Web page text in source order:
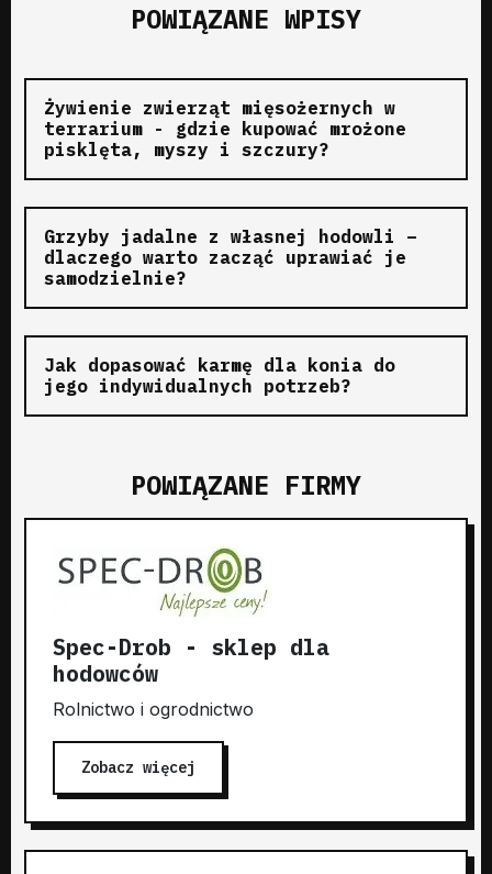
POWIĄZANE WPISY
Żywienie zwierząt mięsożernych w
terrarium - gdzie kupować mrożone
pisklęta, myszy i szczury?
Grzyby jadalne z własnej hodowli –
dlaczego warto zacząć uprawiać je
samodzielnie?
Jak dopasować karmę dla konia do
jego indywidualnych potrzeb?
POWIĄZANE FIRMY
Spec-Drob - sklep dla
hodowców
Rolnictwo i ogrodnictwo
Zobacz więcej